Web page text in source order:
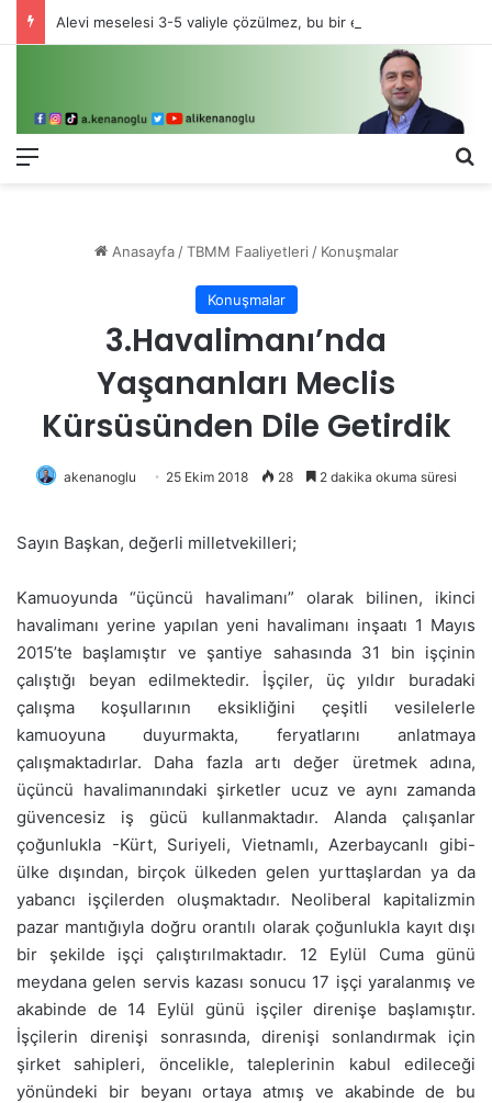
Menü
Anasayfa / TBMM Faaliyetleri / Konuşmalar
Konuşmalar
3.Havalimanı’nda
Yaşananları Meclis
Kürsüsünden Dile Getirdik
akenanoglu 25 Ekim 2018 28 2 dakika okuma süresi
Sayın Başkan, değerli milletvekilleri;
Kamuoyunda “üçüncü havalimanı” olarak bilinen, ikinci
havalimanı yerine yapılan yeni havalimanı inşaatı 1 Mayıs
2015’te başlamıştır ve şantiye sahasında 31 bin işçinin
çalıştığı beyan edilmektedir. İşçiler, üç yıldır buradaki
çalışma koşullarının eksikliğini çeşitli vesilelerle
kamuoyuna duyurmakta, feryatlarını anlatmaya
çalışmaktadırlar. Daha fazla artı değer üretmek adına,
üçüncü havalimanındaki şirketler ucuz ve aynı zamanda
güvencesiz iş gücü kullanmaktadır. Alanda çalışanlar
çoğunlukla -Kürt, Suriyeli, Vietnamlı, Azerbaycanlı gibi-
ülke dışından, birçok ülkeden gelen yurttaşlardan ya da
yabancı işçilerden oluşmaktadır. Neoliberal kapitalizmin
pazar mantığıyla doğru orantılı olarak çoğunlukla kayıt dışı
bir şekilde işçi çalıştırılmaktadır. 12 Eylül Cuma günü
meydana gelen servis kazası sonucu 17 işçi yaralanmış ve
akabinde de 14 Eylül günü işçiler direnişe başlamıştır.
İşçilerin direnişi sonrasında, direnişi sonlandırmak için
şirket sahipleri, öncelikle, taleplerinin kabul edileceği
yönündeki bir beyanı ortaya atmış ve akabinde de bu